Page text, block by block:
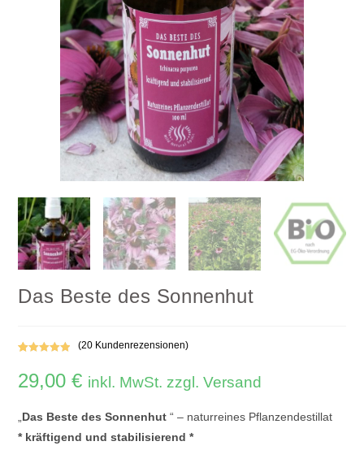
Das Beste des Sonnenhut
5.00von 5,
basierend
Kundenbewe
rtungen
(20 Kundenrezensionen)
29,00€ inkl. MwSt. zzgl. Versand
„Das Beste des Sonnenhut“ – naturreines Pflanzendestillat
* kräftigend und stabilisierend *